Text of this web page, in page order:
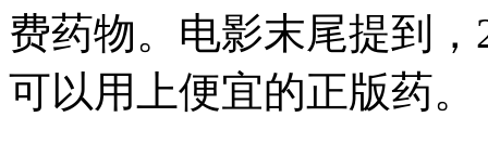
费药物。电影末尾提到
可以用上便宜的正版药。